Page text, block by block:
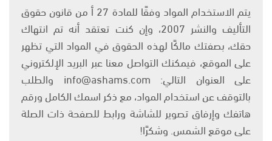
يتم الاستخدام المواد وفقًا للمادة 27 أ من قانون حقوق
التأليف والنشر 2007، وإن كنت تعتقد أنه تم انتهاك
حقك، بصفتك مالكًا لهذه الحقوق في المواد التي تظهر
على الموقع، فيمكنك التواصل معنا عبر البريد الإلكتروني
على العنوان التالي: info@ashams.com والطلب
بالتوقف عن استخدام المواد، مع ذكر اسمك الكامل ورقم
هاتفك وإرفاق تصوير للشاشة ورابط للصفحة ذات الصلة
على موقع الشمس. وشكرًا!